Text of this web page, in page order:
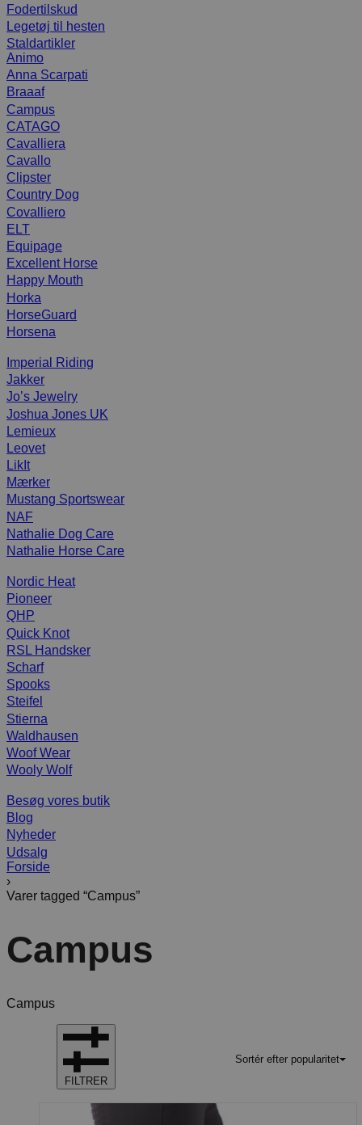
Fodertilskud
Legetøj til hesten
Staldartikler
Animo
Anna Scarpati
Braaaf
Campus
CATAGO
Cavalliera
Cavallo
Clipster
Country Dog
Covalliero
ELT
Equipage
Excellent Horse
Happy Mouth
Horka
HorseGuard
Horsena
Imperial Riding
Jakker
Jo’s Jewelry
Joshua Jones UK
Lemieux
Leovet
LikIt
Mærker
Mustang Sportswear
NAF
Nathalie Dog Care
Nathalie Horse Care
Nordic Heat
Pioneer
QHP
Quick Knot
RSL Handsker
Scharf
Spooks
Steifel
Stierna
Waldhausen
Woof Wear
Wooly Wolf
Besøg vores butik
Blog
Nyheder
Udsalg
Forside
›
Varer tagged “Campus”
Campus
Campus
Sortér efter popularitet
FILTRER